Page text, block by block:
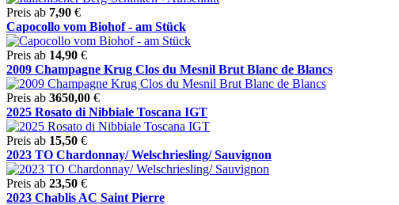
Preis ab 7,90 €
Capocollo vom Biohof - am Stück
Preis ab 14,90 €
2009 Champagne Krug Clos du Mesnil Brut Blanc de Blancs
Preis ab 3650,00 €
2025 Rosato di Nibbiale Toscana IGT
Preis ab 15,50 €
2023 TO Chardonnay/ Welschriesling/ Sauvignon
Preis ab 23,50 €
2023 Chablis AC Saint Pierre